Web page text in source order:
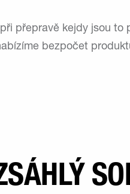
přepravě kejdy jsou to
bezpočet